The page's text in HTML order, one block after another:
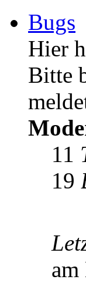
Bugs
Hier
Bitte
11
19